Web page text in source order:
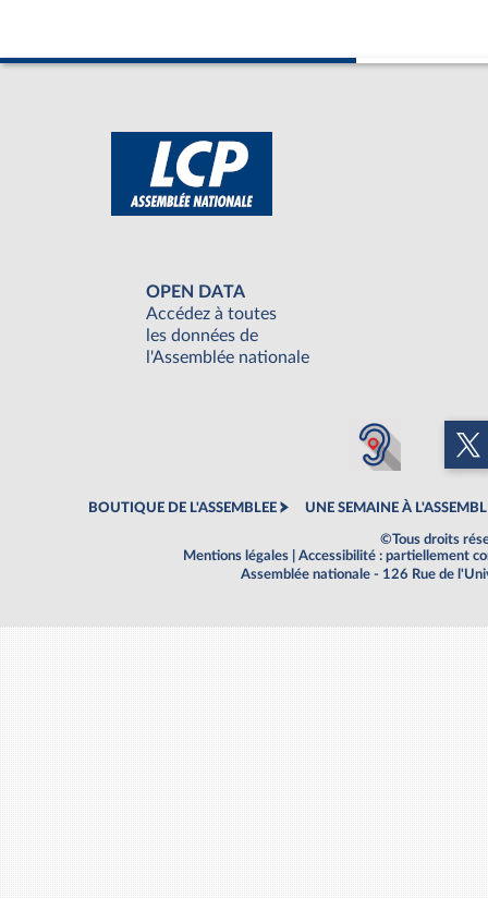
OPEN DATA
Accédez à toutes
les données de
l'Assemblée nationale
BOUTIQUE DE L'ASSEMBLEE UNE SEMAINE À
©Tous droits
Mentions légales
Accessibilité : partiellement
Assemblée nationale - 126 Rue de